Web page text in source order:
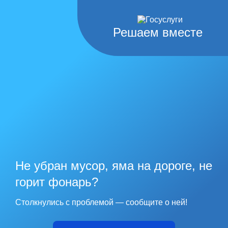
Решаем вместе
Не убран мусор, яма на дороге, не
горит фонарь?
Столкнулись с проблемой — сообщите о ней!